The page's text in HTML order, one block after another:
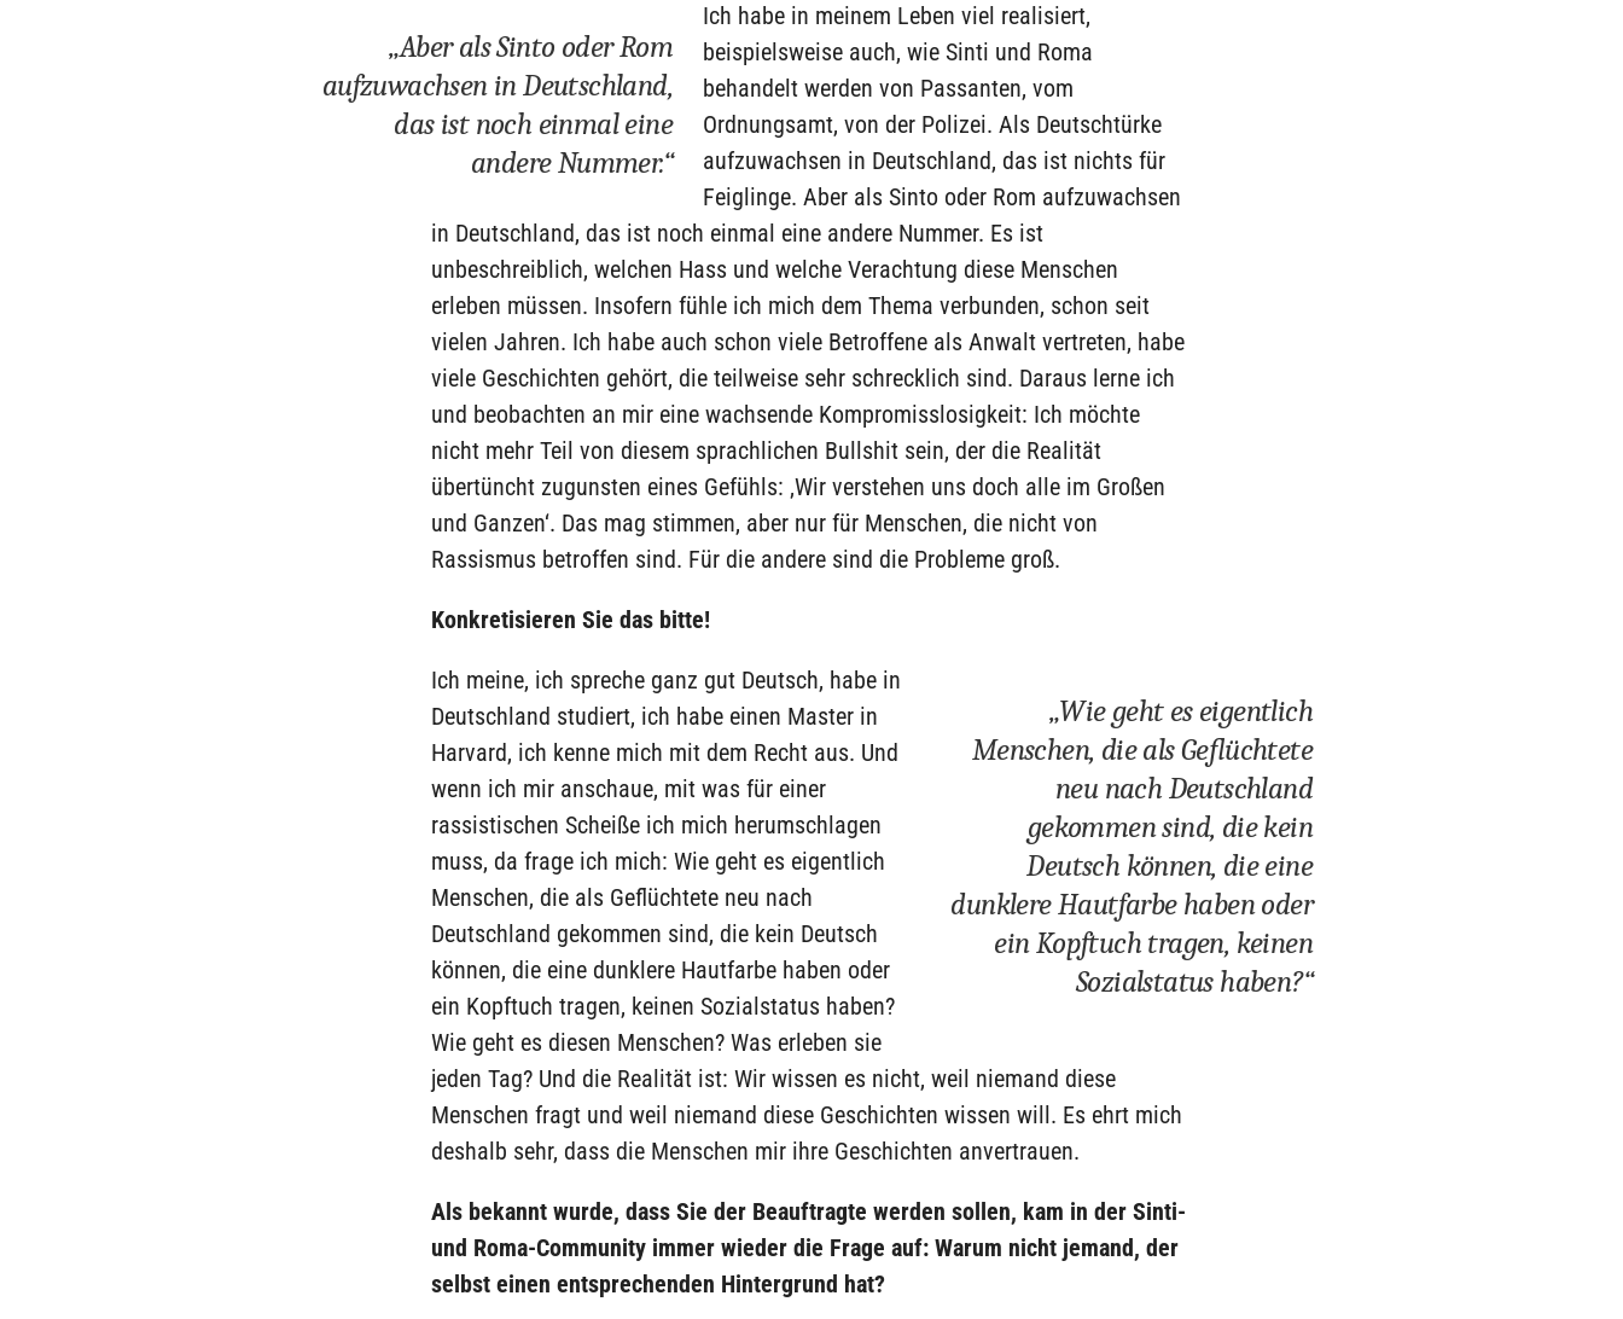
„Aber als Sinto oder Rom
aufzuwachsen in Deutschland,
das ist noch einmal eine
andere Nummer.“
Ich habe in meinem Leben viel realisiert,
beispielsweise auch, wie Sinti und Roma
behandelt werden von Passanten, vom
Ordnungsamt, von der Polizei. Als Deutschtürke
aufzuwachsen in Deutschland, das ist nichts für
Feiglinge. Aber als Sinto oder Rom aufzuwachsen
in Deutschland, das ist noch einmal eine andere Nummer. Es ist
unbeschreiblich, welchen Hass und welche Verachtung diese Menschen
erleben müssen. Insofern fühle ich mich dem Thema verbunden, schon seit
vielen Jahren. Ich habe auch schon viele Betroffene als Anwalt vertreten, habe
viele Geschichten gehört, die teilweise sehr schrecklich sind. Daraus lerne ich
und beobachten an mir eine wachsende Kompromisslosigkeit: Ich möchte
nicht mehr Teil von diesem sprachlichen Bullshit sein, der die Realität
übertüncht zugunsten eines Gefühls: ‚Wir verstehen uns doch alle im Großen
und Ganzen‘. Das mag stimmen, aber nur für Menschen, die nicht von
Rassismus betroffen sind. Für die andere sind die Probleme groß.
Konkretisieren Sie das bitte!
„Wie geht es eigentlich
Menschen, die als Geflüchtete
neu nach Deutschland
gekommen sind, die kein
Deutsch können, die eine
dunklere Hautfarbe haben oder
ein Kopftuch tragen, keinen
Sozialstatus haben?“
Ich meine, ich spreche ganz gut Deutsch, habe in
Deutschland studiert, ich habe einen Master in
Harvard, ich kenne mich mit dem Recht aus. Und
wenn ich mir anschaue, mit was für einer
rassistischen Scheiße ich mich herumschlagen
muss, da frage ich mich: Wie geht es eigentlich
Menschen, die als Geflüchtete neu nach
Deutschland gekommen sind, die kein Deutsch
können, die eine dunklere Hautfarbe haben oder
ein Kopftuch tragen, keinen Sozialstatus haben?
Wie geht es diesen Menschen? Was erleben sie
jeden Tag? Und die Realität ist: Wir wissen es nicht, weil niemand diese
Menschen fragt und weil niemand diese Geschichten wissen will. Es ehrt mich
deshalb sehr, dass die Menschen mir ihre Geschichten anvertrauen.
Als bekannt wurde, dass Sie der Beauftragte werden sollen, kam in der Sinti-
und Roma-Community immer wieder die Frage auf: Warum nicht jemand, der
selbst einen entsprechenden Hintergrund hat?